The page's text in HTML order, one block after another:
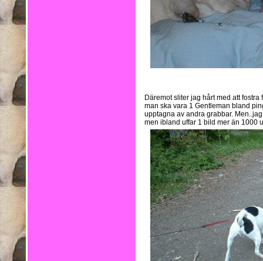
Däremot sliter jag hårt med att
man ska vara 1 Gentleman bland
upptagna av andra grabbar.
men ibland uffar 1 bild mer än 1000